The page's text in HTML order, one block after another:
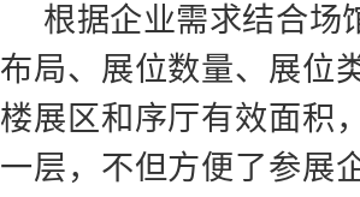
根据企业需求结合场
布局、展位数量、展位
楼展区和序厅有效面积
一层，不但方便了参展